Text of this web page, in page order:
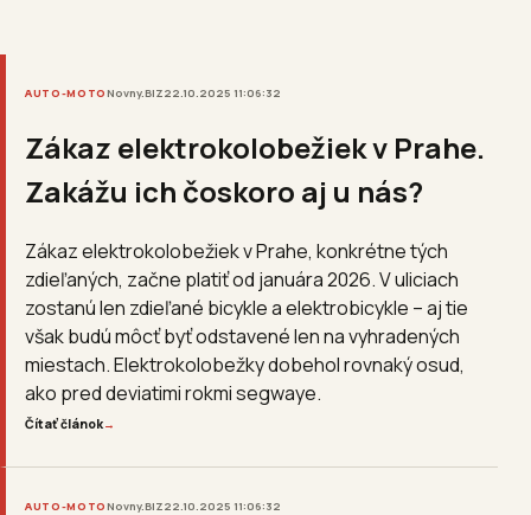
AUTO-MOTONovny.BIZ22.10.2025 11:06:32
Zákaz elektrokolobežiek v Prahe.
Zakážu ich čoskoro aj u nás?
Zákaz elektrokolobežiek v Prahe, konkrétne tých
zdieľaných, začne platiť od januára 2026. V uliciach
zostanú len zdieľané bicykle a elektrobicykle – aj tie
však budú môcť byť odstavené len na vyhradených
miestach. Elektrokolobežky dobehol rovnaký osud,
ako pred deviatimi rokmi segwaye.
Čítať článok→
AUTO-MOTONovny.BIZ22.10.2025 11:06:32